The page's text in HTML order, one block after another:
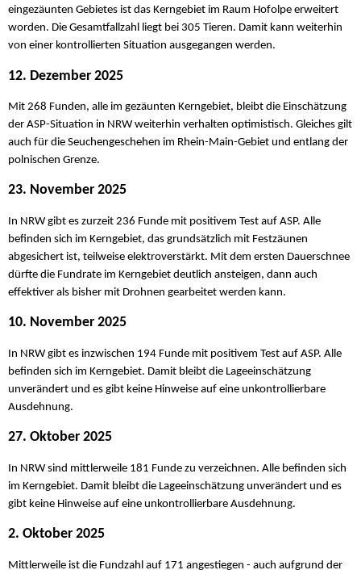
eingezäunten Gebietes ist das Kerngebiet im Raum Hofolpe erweitert
worden. Die Gesamtfallzahl liegt bei 305 Tieren. Damit kann weiterhin
von einer kontrollierten Situation ausgegangen werden.
12. Dezember 2025
Mit 268 Funden, alle im gezäunten Kerngebiet, bleibt die Einschätzung
der ASP-Situation in NRW weiterhin verhalten optimistisch. Gleiches gilt
auch für die Seuchengeschehen im Rhein-Main-Gebiet und entlang der
polnischen Grenze.
23. November 2025
In NRW gibt es zurzeit 236 Funde mit positivem Test auf ASP. Alle
befinden sich im Kerngebiet, das grundsätzlich mit Festzäunen
abgesichert ist, teilweise elektroverstärkt. Mit dem ersten Dauerschnee
dürfte die Fundrate im Kerngebiet deutlich ansteigen, dann auch
effektiver als bisher mit Drohnen gearbeitet werden kann.
10. November 2025
In NRW gibt es inzwischen 194 Funde mit positivem Test auf ASP. Alle
befinden sich im Kerngebiet. Damit bleibt die Lageeinschätzung
unverändert und es gibt keine Hinweise auf eine unkontrollierbare
Ausdehnung.
27. Oktober 2025
In NRW sind mittlerweile 181 Funde zu verzeichnen. Alle befinden sich
im Kerngebiet. Damit bleibt die Lageeinschätzung unverändert und es
gibt keine Hinweise auf eine unkontrollierbare Ausdehnung.
2. Oktober 2025
Mittlerweile ist die Fundzahl auf 171 angestiegen - auch aufgrund der